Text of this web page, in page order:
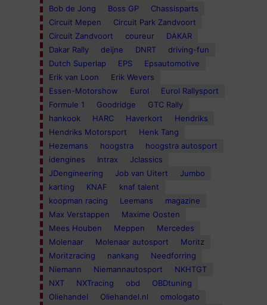
Bob de Jong Boss GP
Chassisparts
Circuit Mepen
Circuit Park Zandvoort
Circuit Zandvoort
coureur
DAKAR
Dakar Rally
deijne DNRT
driving-fun
Dutch Superlap
EPS
Epsautomotive
Erik van Loon
Erik Wevers
Essen-Motorshow
Eurol
Eurol Rallysport
Formule 1
Goodridge
GTC Rally
hankook
HARC Haverkort
Hendriks
Hendriks Motorsport
Henk Tang
Hezemans
hoogstra
hoogstra autosport
idengines
Intrax
Jclassics
JDengineering
Job van Uitert
Jumbo
karting
KNAF
knaf talent
koopman racing
Leemans
magazine
Max Verstappen
Maxime Oosten
Mees Houben
Meppen
Mercedes
Molenaar
Molenaar autosport
Moritz
Moritzracing
nankang
Needforring
Niemann
Niemannautosport
NKHTGT
NXT
NXTracing obd
OBDtuning
Oliehandel
Oliehandel.nl
omologato